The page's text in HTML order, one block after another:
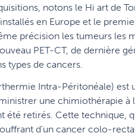
notons le Hi art de
en Europe et le
précision les tumeurs les
PET-CT, de dernière
types de cancers.
Intra-Péritonéale) est
une chimiothérapie
été retirés. Cette technique,
d’un cancer colo-